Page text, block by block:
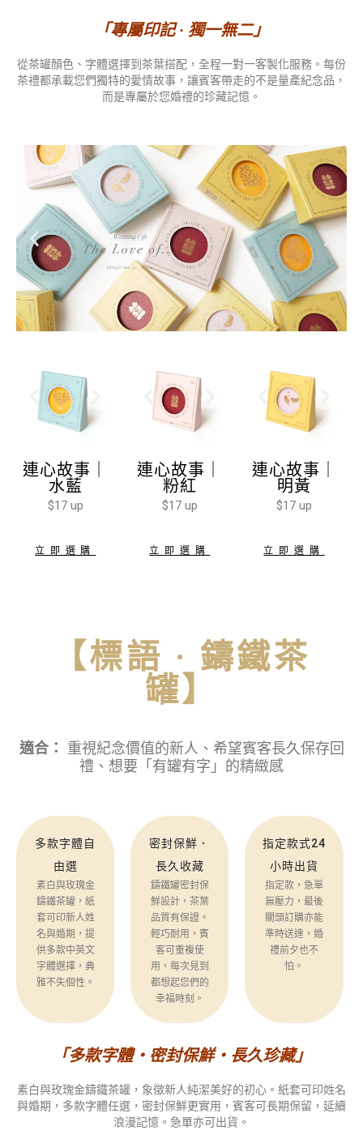
「專屬印記 · 獨一無二」
從茶罐顏色、字體選擇到茶葉搭配，全程一對一客製化服務。每份
茶禮都承載您們獨特的愛情故事，讓賓客帶走的不是量產紀念品，
而是專屬於您婚禮的珍藏記憶。
連心故事｜
水藍
$17 up
立即選購
連心故事｜
粉紅
$17 up
立即選購
連心故事｜
明黃
$17 up
立即選購
【標語 · 鑄鐵茶
罐】
適合： 重視紀念價值的新人、希望賓客長久保存回
禮、想要「有罐有字」的精緻感
多款字體自
由選
素白與玫瑰金
鑄鐵茶罐，紙
套可印新人姓
名與婚期，提
供多款中英文
字體選擇，典
雅不失個性。
密封保鮮．
長久收藏
鑄鐵罐密封保
鮮設計，茶葉
品質有保證。
輕巧耐用，賓
客可重複使
用，每次見到
都想起您們的
幸福時刻。
指定款式24
小時出貨
指定款，急單
無壓力，最後
關頭訂購亦能
準時送達，婚
禮前夕也不
怕。
「多款字體・密封保鮮・長久珍藏」
素白與玫瑰金鑄鐵茶罐，象徵新人純潔美好的初心。紙套可印姓名
與婚期，多款字體任選，密封保鮮更實用，賓客可長期保留，延續
浪漫記憶。急單亦可出貨。